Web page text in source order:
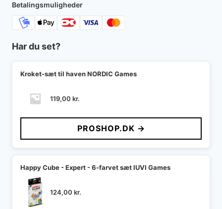
Betalingsmuligheder
Har du set?
Kroket-sæt til haven NORDIC Games
119,00 kr.
PROSHOP.DK →
Happy Cube - Expert - 6-farvet sæt IUVI Games
124,00 kr.